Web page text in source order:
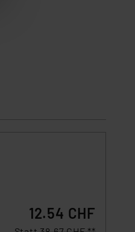
12.54 CHF